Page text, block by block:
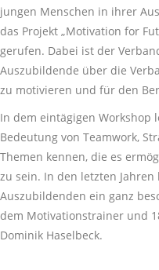
jungen Menschen in ihrer
das Projekt „Motivation for
gerufen. Dabei ist der
Auszubildende über die
zu motivieren und für den
In dem eintägigen Workshop
Bedeutung von Teamwork,
Themen kennen, die es
zu sein. In den letzten
Auszubildenden ein ganz
dem Motivationstrainer und
Dominik Haselbeck.